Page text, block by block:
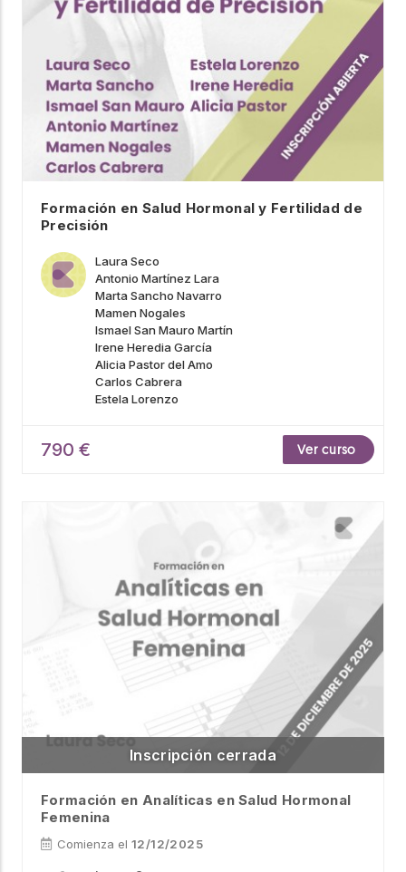
Formación en Salud Hormonal y Fertilidad de
Precisión
Laura Seco
Antonio Martínez Lara
Marta Sancho Navarro
Mamen Nogales
Ismael San Mauro Martín
Irene Heredia García
Alicia Pastor del Amo
Carlos Cabrera
Estela Lorenzo
790 € Ver curso
Formación en Analíticas en Salud Hormonal
Femenina
Comienza el 12/12/2025